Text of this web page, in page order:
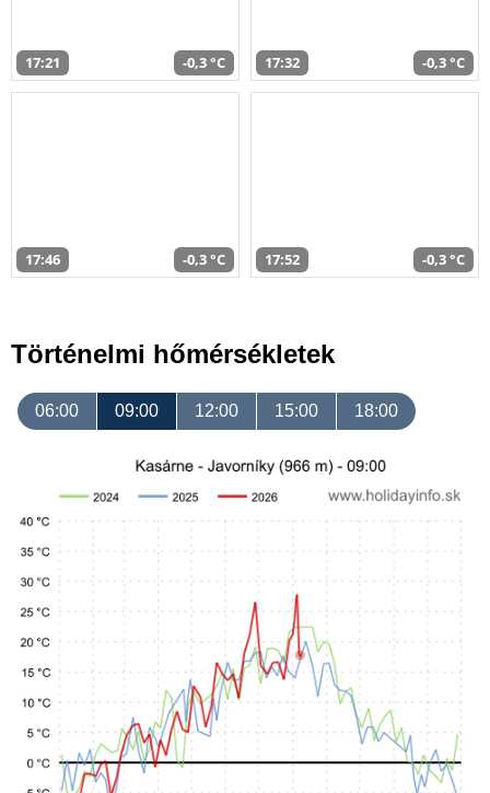
17:21 -0,3 °C 17:32 -0,3 °C
17:46 -0,3 °C 17:52 -0,3 °C
Történelmi hőmérsékletek
06:00 09:00 12:00 15:00 18:00